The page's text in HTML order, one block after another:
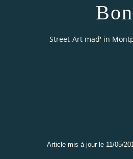
Street-Art mad' in
Article mis à jour le 11/05/